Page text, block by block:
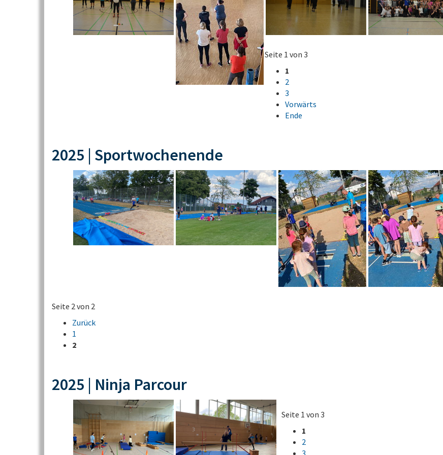
Seite 1 von 3
1
2
3
Vorwärts
Ende
2025 | Sportwochenende
Seite 2 von 2
Zurück
1
2
2025 | Ninja Parcour
Seite 1 von 3
1
2
3